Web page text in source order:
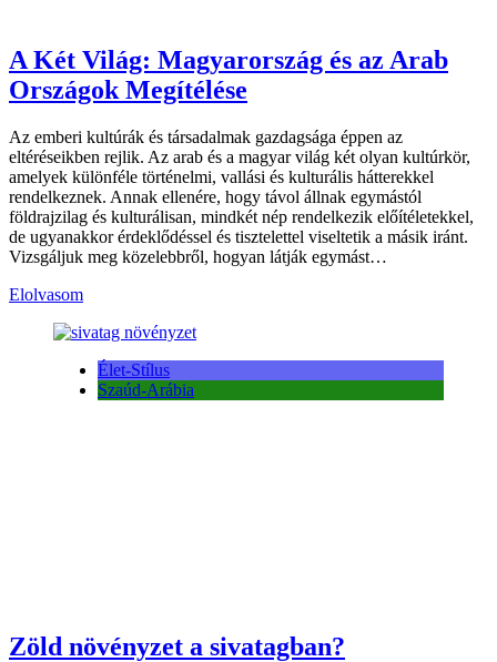
A Két Világ: Magyarország és az Arab
Országok Megítélése
Az emberi kultúrák és társadalmak gazdagsága éppen az
eltéréseikben rejlik. Az arab és a magyar világ két olyan kultúrkör,
amelyek különféle történelmi, vallási és kulturális hátterekkel
rendelkeznek. Annak ellenére, hogy távol állnak egymástól
földrajzilag és kulturálisan, mindkét nép rendelkezik előítéletekkel,
de ugyanakkor érdeklődéssel és tisztelettel viseltetik a másik iránt.
Vizsgáljuk meg közelebbről, hogyan látják egymást…
Elolvasom
Élet-Stílus
Szaúd-Arábia
Zöld növényzet a sivatagban?